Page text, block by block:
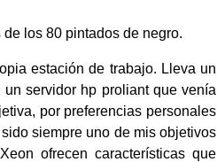
los 80 pintados de negro.
estación de trabajo. Lleva un
servidor hp proliant que venía
por preferencias personales
siempre uno de mis objetivos
ofrecen características que